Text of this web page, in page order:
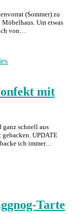
(Sommer) zu
Um etwas
von…
mit
schnell aus
UPDATE
ich immer…
Tarte